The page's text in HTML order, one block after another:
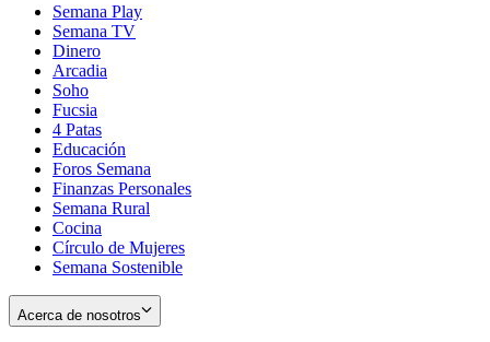
Semana Play
Semana TV
Dinero
Arcadia
Soho
in
new
window
Fucsia
in
new
window
4 Patas
Educación
Foros Semana
Finanzas Personales
Semana Rural
Cocina
Círculo de Mujeres
Semana Sostenible
Acerca de nosotros